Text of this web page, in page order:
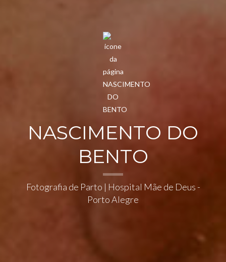
NASCIMENTO DO
BENTO
Fotografia de Parto | Hospital Mãe de Deus -
Porto Alegre